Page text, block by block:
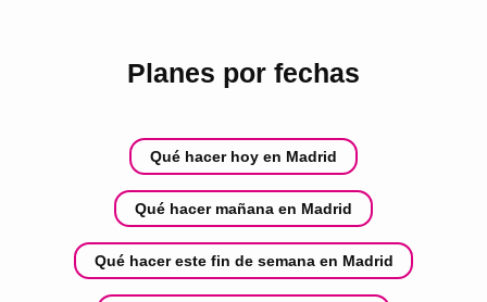
Planes por fechas
Qué hacer hoy en Madrid
Qué hacer mañana en Madrid
Qué hacer este fin de semana en Madrid